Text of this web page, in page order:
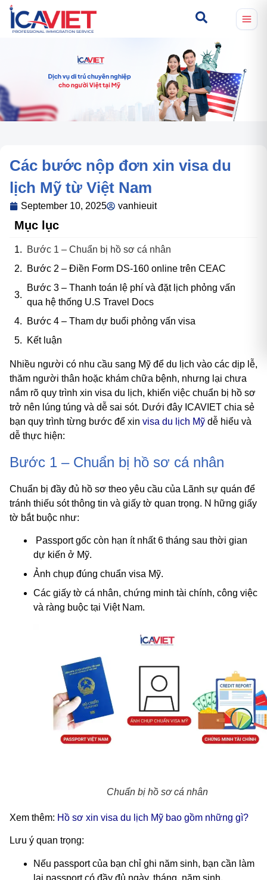
Các bước nộp đơn xin visa du
lịch Mỹ từ Việt Nam
September 10, 2025 vanhieuit
Mục lục
Bước 1 – Chuẩn bị hồ sơ cá nhân
Bước 2 – Điền Form DS-160 online trên CEAC
Bước 3 – Thanh toán lệ phí và đặt lịch phỏng vấn
qua hệ thống U.S Travel Docs
Bước 4 – Tham dự buổi phỏng vấn visa
Kết luận
Nhiều người có nhu cầu sang Mỹ để du lịch vào các dịp lễ,
thăm người thân hoặc khám chữa bệnh, nhưng lại chưa
nắm rõ quy trình xin visa du lịch, khiến việc chuẩn bị hồ sơ
trở nên lúng túng và dễ sai sót. Dưới đây ICAVIET chia sẻ
bạn quy trình từng bước để xin visa du lịch Mỹ dễ hiểu và
dễ thực hiện:
Bước 1 – Chuẩn bị hồ sơ cá nhân
Chuẩn bị đầy đủ hồ sơ theo yêu cầu của Lãnh sự quán để
tránh thiếu sót thông tin và giấy tờ quan trọng. N hững giấy
tờ bắt buộc như:
Passport gốc còn hạn ít nhất 6 tháng sau thời gian
dự kiến ở Mỹ.
Ảnh chụp đúng chuẩn visa Mỹ.
Các giấy tờ cá nhân, chứng minh tài chính, công việc
và ràng buộc tại Việt Nam.
Chuẩn bị hồ sơ cá nhân
Xem thêm: Hồ sơ xin visa du lịch Mỹ bao gồm những gì?
Lưu ý quan trọng:
Nếu passport của bạn chỉ ghi năm sinh, bạn cần làm
lại passport có đầy đủ ngày, tháng, năm sinh.